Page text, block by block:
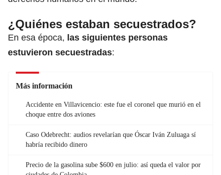
¿Quiénes estaban secuestrados?
En esa época, las siguientes personas
estuvieron secuestradas:
Más información
Accidente en Villavicencio: este fue el coronel que murió en el
choque entre dos aviones
Caso Odebrecht: audios revelarían que Óscar Iván Zuluaga sí
habría recibido dinero
Precio de la gasolina sube $600 en julio: así queda el valor por